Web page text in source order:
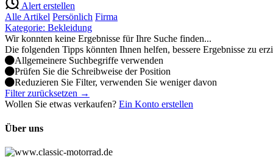
Alert erstellen
Alle Artikel Persönlich Firma
Kategorie: Bekleidung
Wir konnten keine Ergebnisse für Ihre Suche finden...
Die folgenden Tipps könnten Ihnen helfen, bessere Ergebnisse zu
Allgemeinere Suchbegriffe verwenden
Prüfen Sie die Schreibweise der Position
Reduzieren Sie Filter, verwenden Sie weniger davon
Filter zurücksetzen →
Wollen Sie etwas verkaufen? Ein Konto erstellen
Über uns